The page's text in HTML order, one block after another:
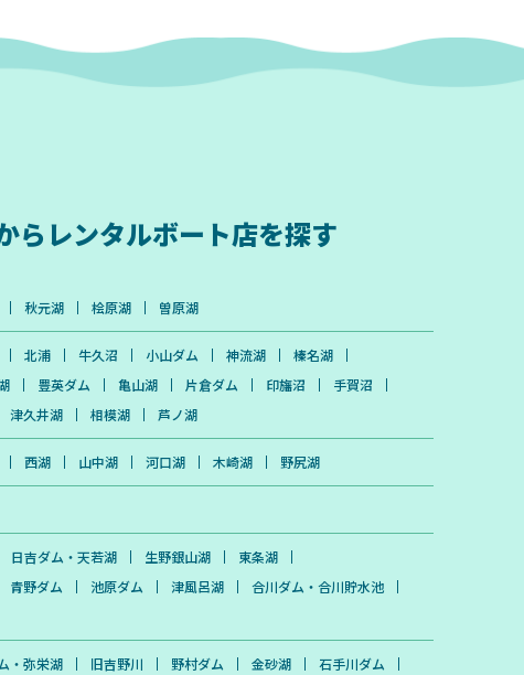
らレンタルボート店を探す
秋元湖 桧原湖 曽原湖
北浦 牛久沼 小山ダム 神流湖
榛名湖
豊英ダム 亀山湖 片倉ダム 印旛沼
手賀沼
津久井湖 相模湖 芦ノ湖
西湖 山中湖 河口湖 木崎湖 野尻湖
日吉ダム・天若湖 生野銀山湖
東条湖
青野ダム 池原ダム 津風呂湖
合川ダム・合川貯水池
・弥栄湖 旧吉野川 野村ダム 金砂湖 石手川ダム